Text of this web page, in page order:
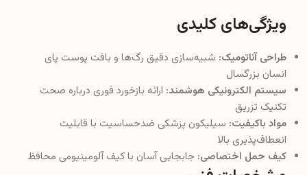
ویژگی‌های کلیدی
طراحی آناتومیک: شبیه‌سازی دقیق رگ‌ها و بافت پوست پای
انسان بزرگسال
سیستم الکترونیکی هوشمند: ارائه بازخورد فوری درباره صحت
تکنیک تزریق
مواد باکیفیت: سیلیکون پزشکی ضدحساسیت با قابلیت
انعطاف‌پذیری بالا
کیف حمل اختصاصی: جابجایی آسان با کیف آلومینیومی محافظ